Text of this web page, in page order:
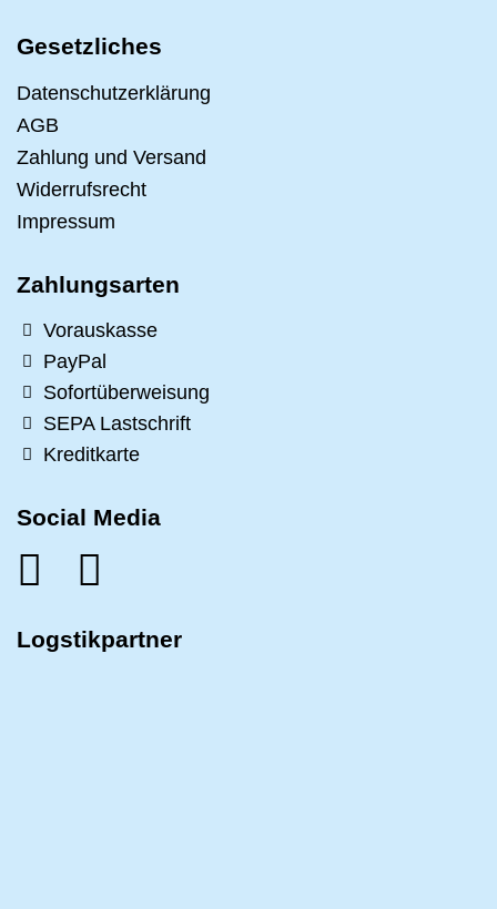
Gesetzliches
Datenschutzerklärung
AGB
Zahlung und Versand
Widerrufsrecht
Impressum
Zahlungsarten
Vorauskasse
PayPal
Sofortüberweisung
SEPA Lastschrift
Kreditkarte
Social Media
Logstikpartner